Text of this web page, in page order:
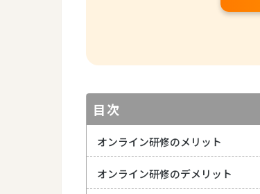
目次
オンライン研修のメリット
オンライン研修のデメリット